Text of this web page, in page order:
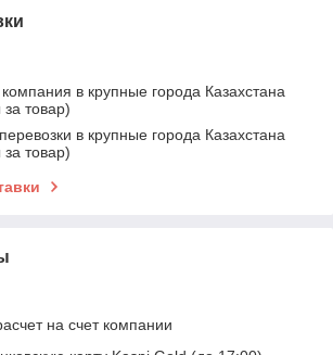
в крупные города Казахстана
товар)
в крупные города Казахстана
товар)
на счет компании